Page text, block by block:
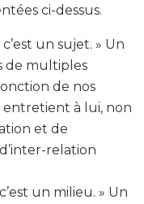
ci-dessus.
un sujet. » Un
de multiples
de nos
à lui, non
et de
relation
un milieu. » Un